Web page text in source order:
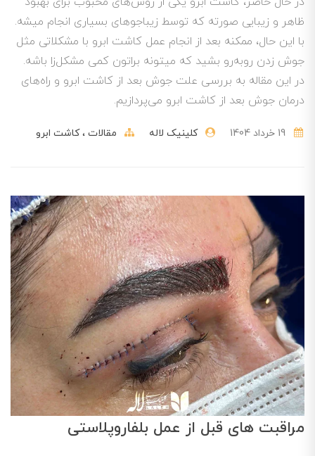
ظاهر و زیبایی صورته که توسط زیباجوهای بسیاری انجام میشه.
با این حال، ممکنه بعد از انجام عمل کاشت ابرو با مشکلاتی مثل
جوش زدن روبه‌رو بشید که میتونه براتون کمی مشکل‌زا باشه.
در این مقاله به بررسی علت جوش بعد از کاشت ابرو و راه‌های
درمان جوش بعد از کاشت ابرو می‌پردازیم.
کلینیک لاله مقالات کاشت ابرو
مراقبت های قبل از عمل بلفاروپلاستی